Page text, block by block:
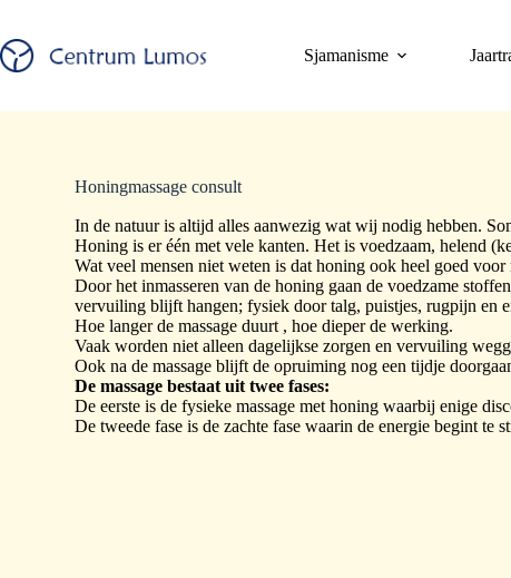
Sjamanisme
Honingmassage consult
In de natuur is altijd alles aanwezig wat wij nodig hebben.
Honing is er één met vele kanten. Het is voedzaam, helend
Wat veel mensen niet weten is dat honing ook heel goed
Door het inmasseren van de honing gaan de voedzame
vervuiling blijft hangen; fysiek door talg, puistjes, rugpijn en
Hoe langer de massage duurt , hoe dieper de werking.
Vaak worden niet alleen dagelijkse zorgen en vervuiling
Ook na de massage blijft de opruiming nog een tijdje
De massage bestaat uit twee fases:
De eerste is de fysieke massage met honing waarbij enige
De tweede fase is de zachte fase waarin de energie begint te